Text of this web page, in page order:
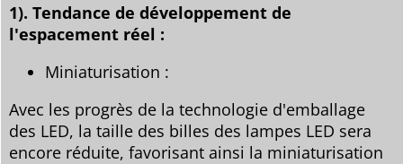
1). Tendance de développement de
l'espacement réel :
Miniaturisation :
Avec les progrès de la technologie d'emballage
des LED, la taille des billes des lampes LED sera
encore réduite, favorisant ainsi la miniaturisation